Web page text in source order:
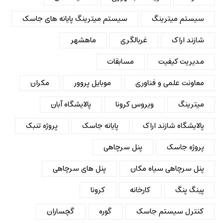
سیستم میترینگ
سیستم میترینگ پایانه های جاسک
شازند اراک
غربالگری
ماهشهر
مدیریت کیفیت
مسابقات
معاونت علمی و فناوری
موبایل پروور
مکران
میترینگ
ویروس کرونا
پالایشگاه آبان
پالایشگاه شازند اراک
پایانه جاسک
پروژه تنبک
پروژه جاسک
پنل سرچاهی
پنل سرچاهی سیاه مکان
پنل های سرچاهی
پینگ پنگ
کارخانه
کرونا
کنترل سیستم جاسک
گوره گچساران